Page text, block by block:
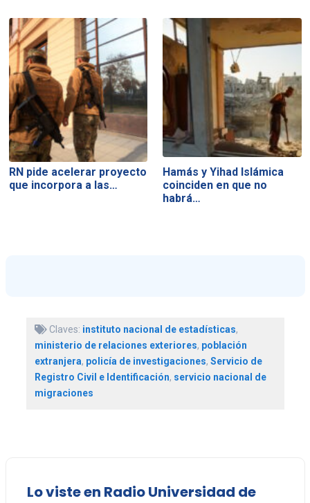
RN pide acelerar proyecto
que incorpora a las…
Hamás y Yihad Islámica
coinciden en que no
habrá…
Claves: instituto nacional de estadísticas,
ministerio de relaciones exteriores, población
extranjera, policía de investigaciones, Servicio de
Registro Civil e Identificación, servicio nacional de
migraciones
Lo viste en Radio Universidad de